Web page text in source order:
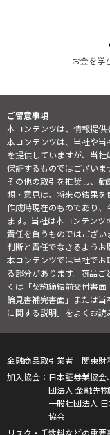
お金を学
ご留意事項
本コンテンツは、情報提供
本コンテンツは、当社や
を提供していますが、当
保証するものではございま
その他の取引を推奨し、
想・意見は、将来の結果
作成時現在のものであり
ます。当社は本コンテン
責任を負うものではござ
判断と責任でなさるようお
本コンテンツでは当社で
る部分があります。商品
くは「契約締結前交付書
論見書補完書面」または
に関する説明」をよくお読
金融商品取引業者 関東財
日本証券業協
団法人 金融先物
一般社団法人
協会